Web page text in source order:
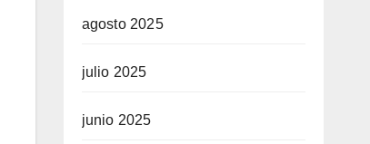
agosto 2025
julio 2025
junio 2025